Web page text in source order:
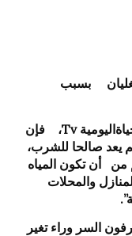
بسبب
واستنادا إلى صور توصلت بها جريدة الحياةاليومية Tv، فإن
صالحا للشرب،
أن تكون المياه
والمحلات
السر وراء تغير